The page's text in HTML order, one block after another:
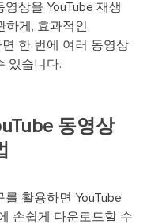
상을 YouTube 재생
하게, 효과적인
한 번에 여러 동영상
있습니다.
동영상
활용하면 YouTube
손쉽게 다운로드할 수